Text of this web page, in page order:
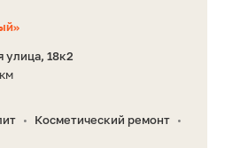
улица, 18к2
• Косметический ремонт •